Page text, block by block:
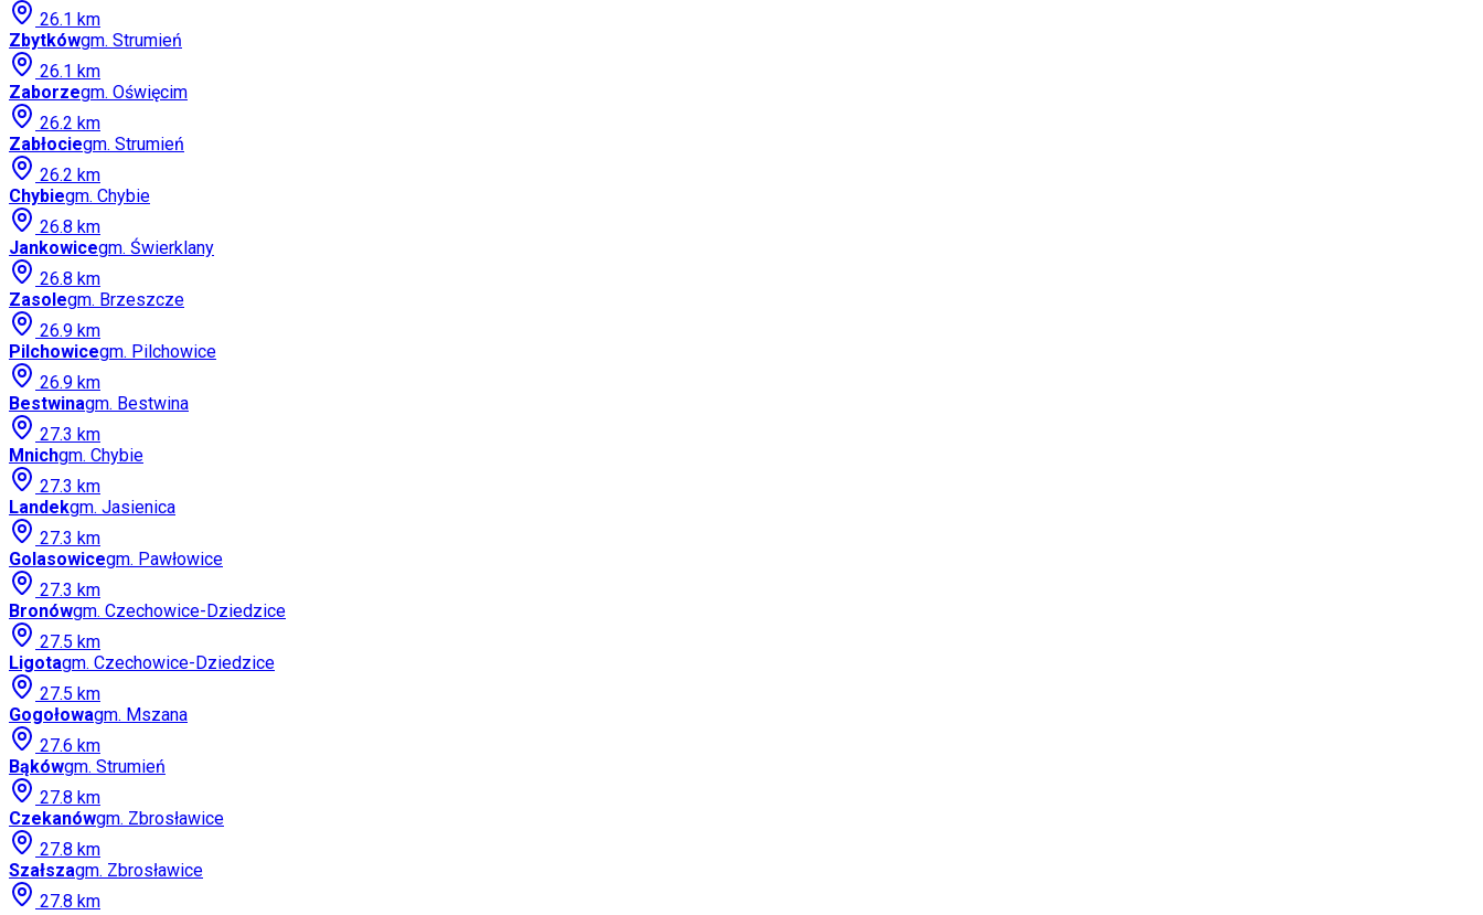
26.1 km
Zbytkówgm. Strumień
26.1 km
Zaborzegm. Oświęcim
26.2 km
Zabłociegm. Strumień
26.2 km
Chybiegm. Chybie
26.8 km
Jankowicegm. Świerklany
26.8 km
Zasolegm. Brzeszcze
26.9 km
Pilchowicegm. Pilchowice
26.9 km
Bestwinagm. Bestwina
27.3 km
Mnichgm. Chybie
27.3 km
Landekgm. Jasienica
27.3 km
Golasowicegm. Pawłowice
27.3 km
Bronówgm. Czechowice-Dziedzice
27.5 km
Ligotagm. Czechowice-Dziedzice
27.5 km
Gogołowagm. Mszana
27.6 km
Bąkówgm. Strumień
27.8 km
Czekanówgm. Zbrosławice
27.8 km
Szałszagm. Zbrosławice
27.8 km